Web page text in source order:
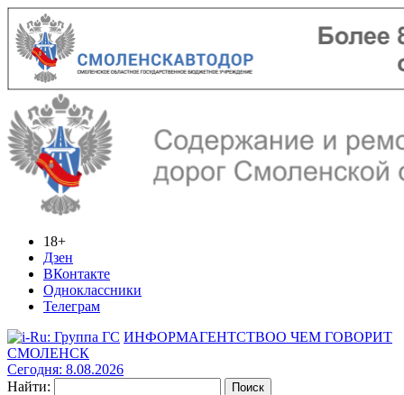
18+
Дзен
ВКонтакте
Одноклассники
Телеграм
ИНФОРМАГЕНТСТВОО ЧЕМ ГОВОРИТ
СМОЛЕНСК
Сегодня: 8.08.2026
Найти: